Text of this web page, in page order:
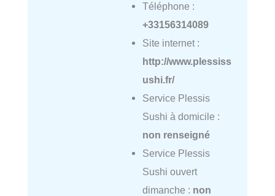
Téléphone :
+33156314089
Site internet :
http://www.plessiss
ushi.fr/
Service Plessis
Sushi à domicile :
non renseigné
Service Plessis
Sushi ouvert
dimanche : non